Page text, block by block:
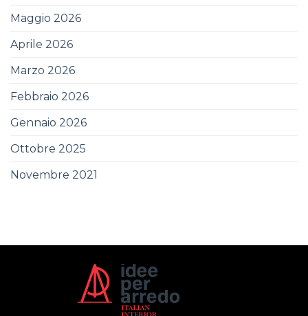
Maggio 2026
Aprile 2026
Marzo 2026
Febbraio 2026
Gennaio 2026
Ottobre 2025
Novembre 2021